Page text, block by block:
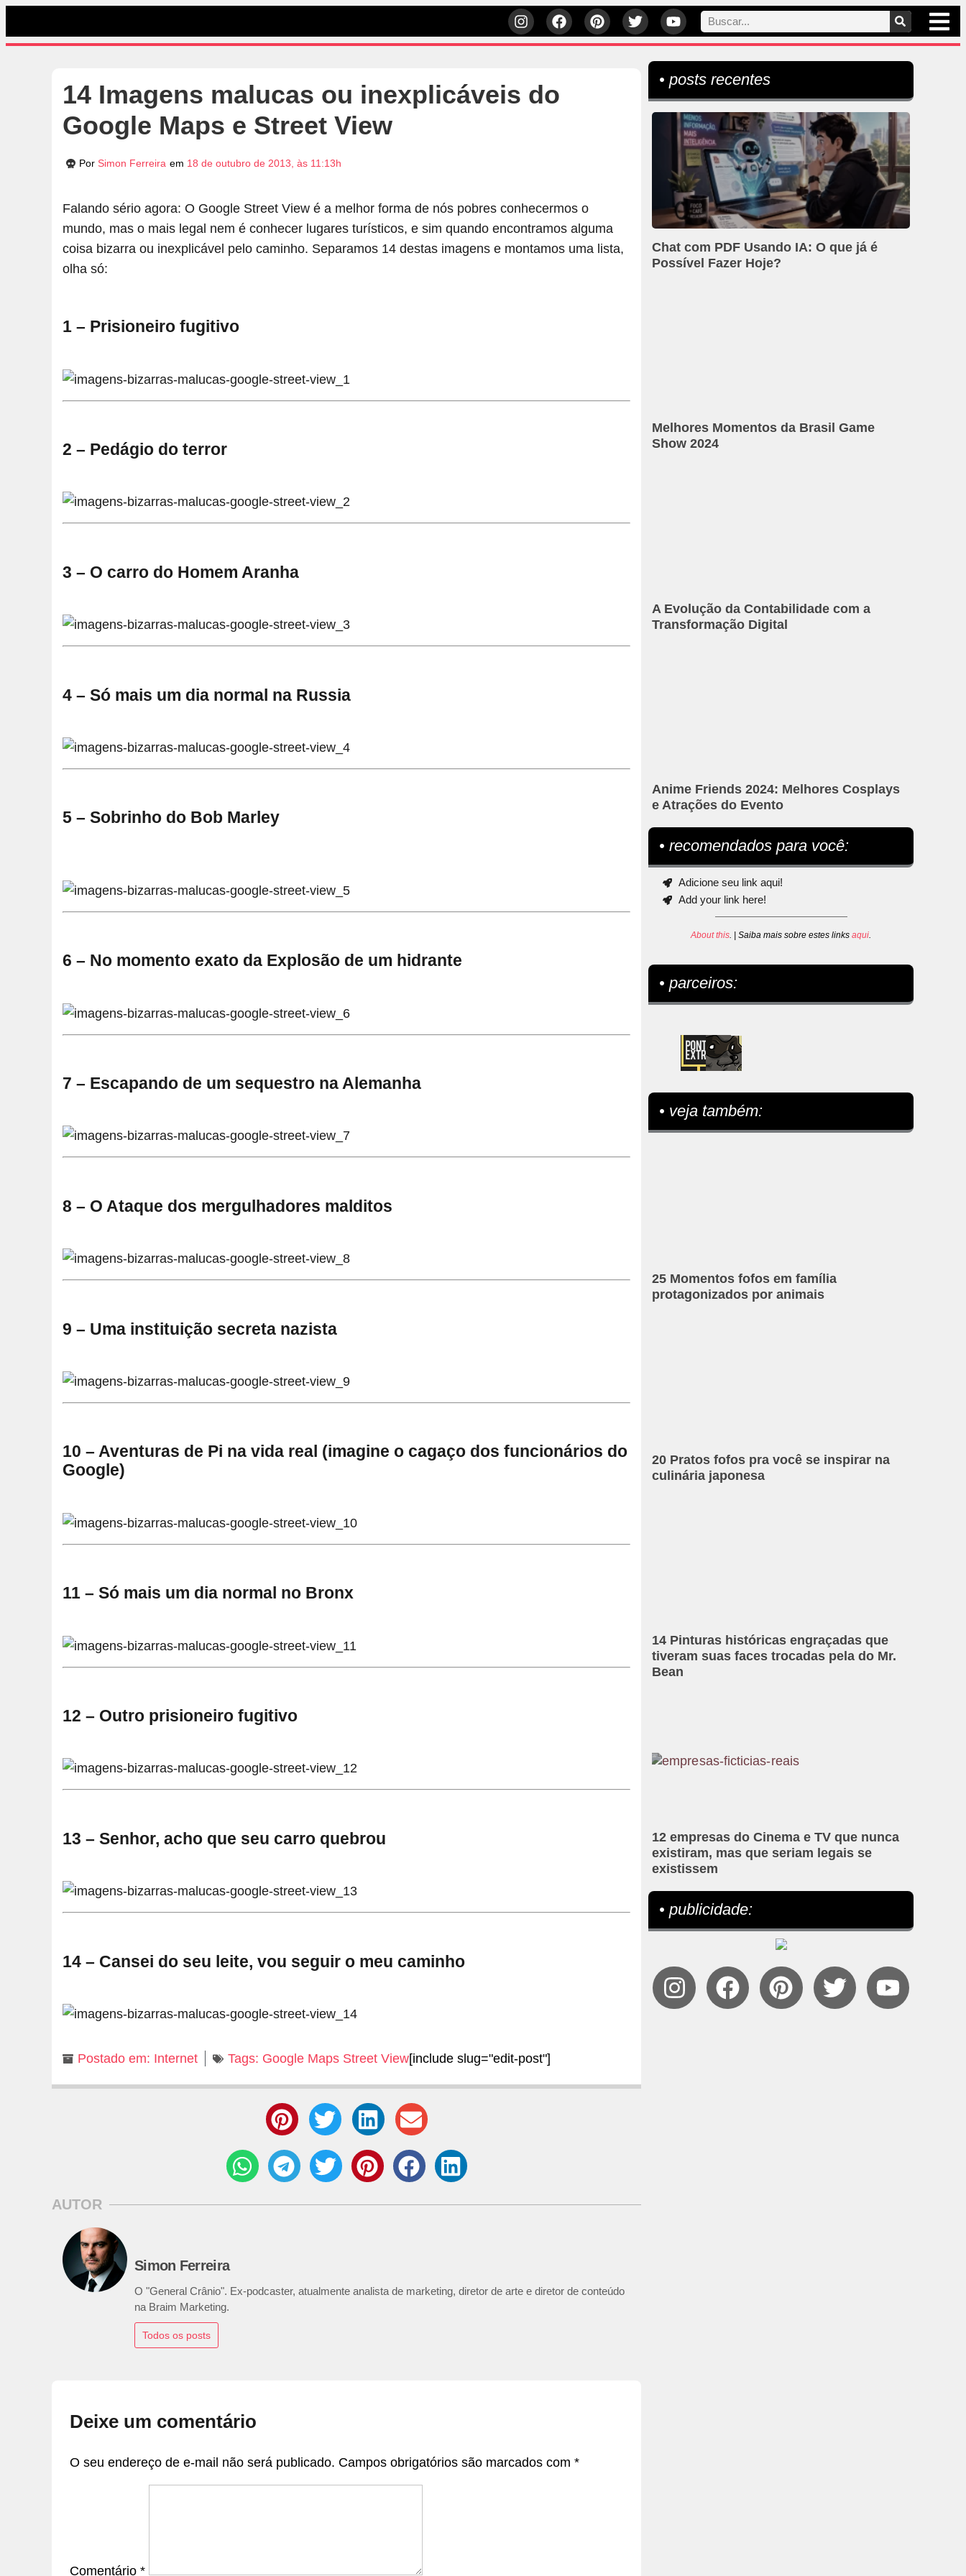
14 Imagens malucas ou inexplicáveis do
Google Maps e Street View
Por Simon Ferreira em 18 de outubro de 2013, às 11:13h
Falando sério agora: O Google Street View é a melhor forma de nós pobres conhecermos o
mundo, mas o mais legal nem é conhecer lugares turísticos, e sim quando encontramos alguma
coisa bizarra ou inexplicável pelo caminho. Separamos 14 destas imagens e montamos uma lista,
olha só:
1 – Prisioneiro fugitivo
2 – Pedágio do terror
3 – O carro do Homem Aranha
4 – Só mais um dia normal na Russia
5 – Sobrinho do Bob Marley
6 – No momento exato da Explosão de um hidrante
7 – Escapando de um sequestro na Alemanha
8 – O Ataque dos mergulhadores malditos
9 – Uma instituição secreta nazista
10 – Aventuras de Pi na vida real (imagine o cagaço dos funcionários do
Google)
11 – Só mais um dia normal no Bronx
12 – Outro prisioneiro fugitivo
13 – Senhor, acho que seu carro quebrou
14 – Cansei do seu leite, vou seguir o meu caminho
Postado em: Internet Tags: Google Maps Street View[include slug="edit-post"]
AUTOR
Simon Ferreira
O "General Crânio". Ex-podcaster, atualmente analista de marketing, diretor de arte e diretor de conteúdo
na Braim Marketing.
Todos os posts
Deixe um comentário
O seu endereço de e-mail não será publicado. Campos obrigatórios são marcados com *
Comentário *
• posts recentes
Chat com PDF Usando IA: O que já é
Possível Fazer Hoje?
Melhores Momentos da Brasil Game
Show 2024
A Evolução da Contabilidade com a
Transformação Digital
Anime Friends 2024: Melhores Cosplays
e Atrações do Evento
• recomendados para você:
Adicione seu link aqui!
Add your link here!
About this. | Saiba mais sobre estes linksaqui.
• parceiros:
• veja também:
25 Momentos fofos em família
protagonizados por animais
20 Pratos fofos pra você se inspirar na
culinária japonesa
14 Pinturas históricas engraçadas que
tiveram suas faces trocadas pela do Mr.
Bean
12 empresas do Cinema e TV que nunca
existiram, mas que seriam legais se
existissem
• publicidade: